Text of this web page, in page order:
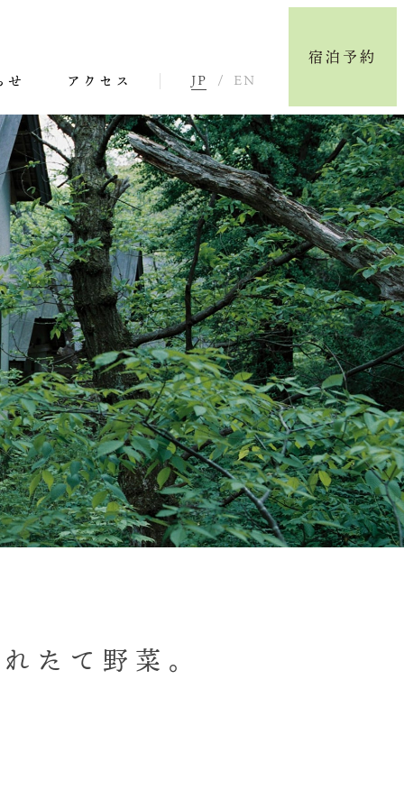
せ アクセス JP EN
宿泊予約
たて野菜。